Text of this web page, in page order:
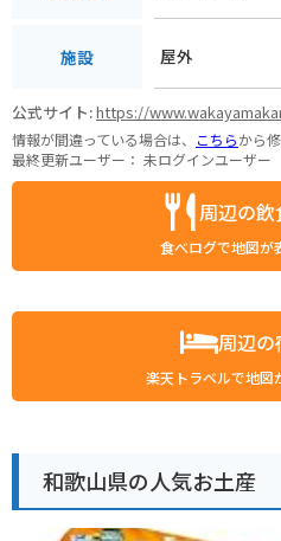
施設 屋外
公式サイト:https://
情報が間違っている場合は、 こちらから
最終更新ユーザー： 未ログインユーザー
周辺の飲
食べログで地図が
周辺の
楽天トラベルで地図
和歌山県の人気お土産